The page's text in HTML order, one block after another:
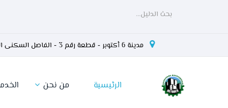
مدينة 6 أكتوبر - قطعة رقم 3 - الفاصل السكنى السياحى - المحور المركزى -
الرئيسية من نحن